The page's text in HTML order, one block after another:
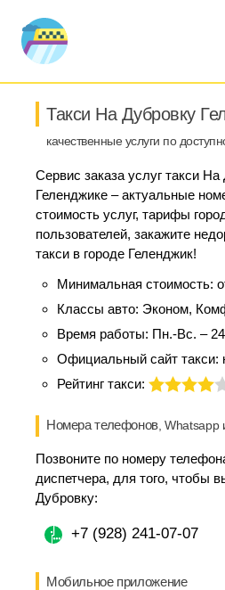
Такси На Дубровку
качественные услуги по
Сервис заказа услуг такси
Геленджике – актуальные
стоимость услуг, тарифы
пользователей, закажите
такси в городе Геленджик!
Минимальная стоимость:
Классы авто: Эконом,
Время работы: Пн.-Вс. –
Официальный сайт такси:
Рейтинг такси:
Номера телефонов, Whatsapp
Позвоните по номеру
диспетчера, для того, чтобы
Дубровку:
+7 (928) 241-07-07
Мобильное приложение